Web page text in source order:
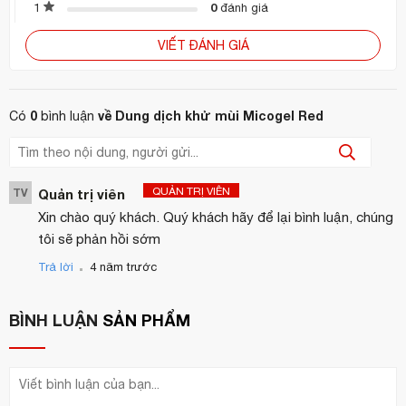
Khi dùng lần đầu:
Đặt chaithẳng đứng, nhấn nút xịt nhiều lần để loại bỏ
Nếu nút bị cứng,nghiêng chai và nhấn liên tục
đến khi dung dịch chảy ra.
Lưu ý an toàn:
Không sử dụng dung dịch cho mục đích khác ngoài khử mùi.
Tránh xa tầm tay trẻ em.
Nếu dính vào mắt, rửa ngay bằng nước sạch
Chai 30ml– Phù hợp cho người dùng cá nhân, không gian
1
0đánh giá
VIẾT ĐÁNH GIÁ
Có 0 bình luận về Dung dịch khử mùi Micogel Red
TV Quản trị viên QUẢN TRỊ VIÊN
Xin chào quý khách. Quý khách hãy để lại bình luận, chúng
tôi sẽ phản hồi sớm
Trả lời . 4 năm trước
BÌNH LUẬN SẢN PHẨM